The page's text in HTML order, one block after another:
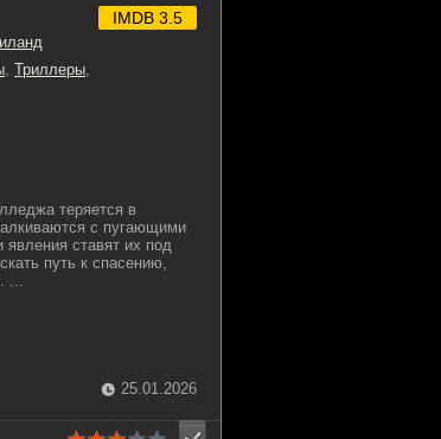
, Триллеры,
IMDB 3.5
теряется в
с пугающими
ставят их под
путь к спасению,
...
25.01.2026